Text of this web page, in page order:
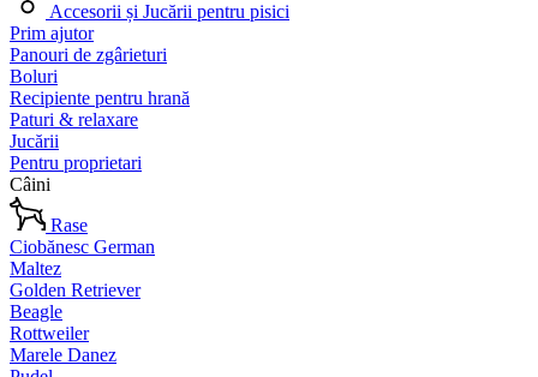
Accesorii și Jucării pentru pisici
Prim ajutor
Panouri de zgârieturi
Boluri
Recipiente pentru hrană
Paturi & relaxare
Jucării
Pentru proprietari
Câini
Rase
Ciobănesc German
Maltez
Golden Retriever
Beagle
Rottweiler
Marele Danez